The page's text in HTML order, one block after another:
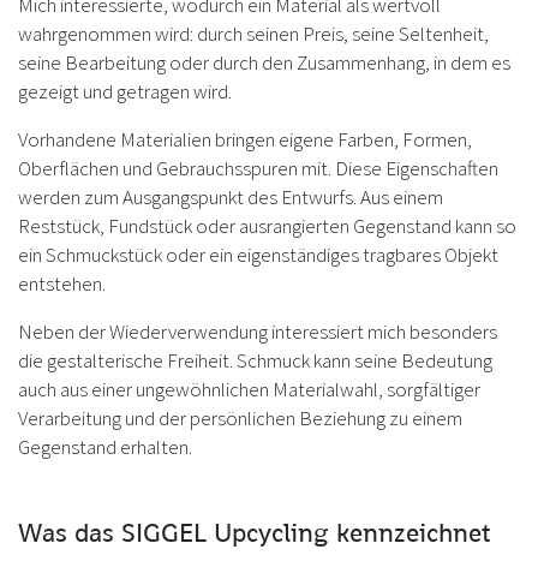
wahrgenommen wird: durch seinen Preis, seine Seltenheit,
seine Bearbeitung oder durch den Zusammenhang, in dem es
gezeigt und getragen wird.
Vorhandene Materialien bringen eigene Farben, Formen,
Oberflächen und Gebrauchsspuren mit. Diese Eigenschaften
werden zum Ausgangspunkt des Entwurfs. Aus einem
Reststück, Fundstück oder ausrangierten Gegenstand kann so
ein Schmuckstück oder ein eigenständiges tragbares Objekt
entstehen.
Neben der Wiederverwendung interessiert mich besonders
die gestalterische Freiheit. Schmuck kann seine Bedeutung
auch aus einer ungewöhnlichen Materialwahl, sorgfältiger
Verarbeitung und der persönlichen Beziehung zu einem
Gegenstand erhalten.
Was das SIGGEL Upcycling kennzeichnet